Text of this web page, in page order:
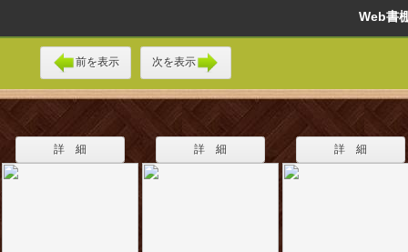
Web
前を表示 次を表示
詳 細 詳 細 詳 細